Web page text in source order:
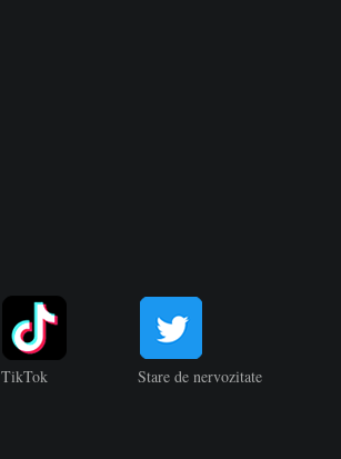
TikTok Stare de nervozitate